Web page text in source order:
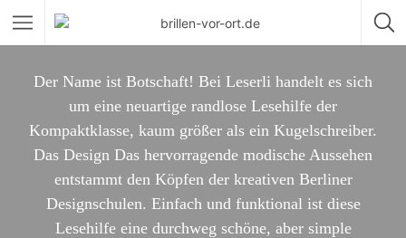
Der Name ist Botschaft! Bei Leserli handelt es sich
um eine neuartige randlose Lesehilfe der
Kompaktklasse, kaum größer als ein Kugelschreiber.
Das Design Das hervorragende modische Aussehen
entstammt den Köpfen der kreativen Berliner
Designschulen. Einfach und funktional ist diese
Lesehilfe eine durchweg schöne, aber simple